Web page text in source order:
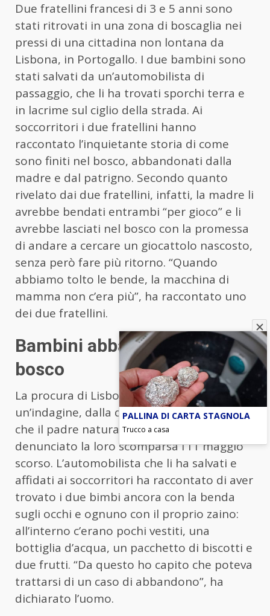
Due fratellini francesi di 3 e 5 anni sono
stati ritrovati in una zona di boscaglia nei
pressi di una cittadina non lontana da
Lisbona, in Portogallo. I due bambini sono
stati salvati da un’automobilista di
passaggio, che li ha trovati sporchi terra e
in lacrime sul ciglio della strada. Ai
soccorritori i due fratellini hanno
raccontato l’inquietante storia di come
sono finiti nel bosco, abbandonati dalla
madre e dal patrigno. Secondo quanto
rivelato dai due fratellini, infatti, la madre li
avrebbe bendati entrambi “per gioco” e li
avrebbe lasciati nel bosco con la promessa
di andare a cercare un giocattolo nascosto,
senza però fare più ritorno. “Quando
abbiamo tolto le bende, la macchina di
mamma non c’era più”, ha raccontato uno
dei due fratellini.
Bambini abbandonati nel
bosco
La procura di Lisbona ha aperto
un’indagine, dalla quale è subito emerso
che il padre naturale dei due bambini aveva
denunciato la loro scomparsa l’11 maggio
scorso. L’automobilista che li ha salvati e
affidati ai soccorritori ha raccontato di aver
trovato i due bimbi ancora con la benda
sugli occhi e ognuno con il proprio zaino:
all’interno c’erano pochi vestiti, una
bottiglia d’acqua, un pacchetto di biscotti e
due frutti. “Da questo ho capito che poteva
trattarsi di un caso di abbandono”, ha
dichiarato l’uomo.
PALLINA DI CARTA STAGNOLA
Trucco a casa